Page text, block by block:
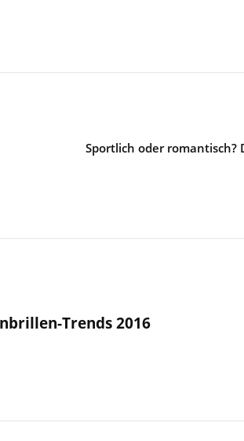
Sportlich oder romantisch?
Trends 2016